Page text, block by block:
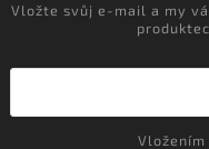
Vložte svůj e-mail a my